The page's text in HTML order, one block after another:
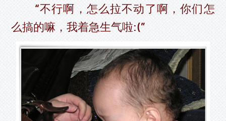
“不行啊，怎么拉不动了啊，你们怎
么搞的嘛，我着急生气啦:(”